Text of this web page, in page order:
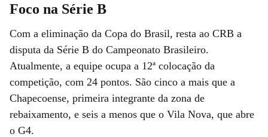
Foco na Série B
Com a eliminação da Copa do Brasil, resta ao CRB a
disputa da Série B do Campeonato Brasileiro.
Atualmente, a equipe ocupa a 12ª colocação da
competição, com 24 pontos. São cinco a mais que a
Chapecoense, primeira integrante da zona de
rebaixamento, e seis a menos que o Vila Nova, que abre
o G4.